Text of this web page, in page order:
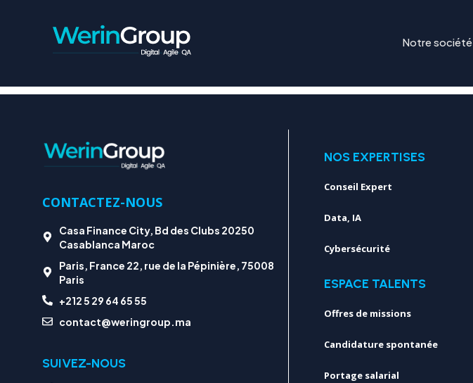
Notre société
MÉTIER DE TEST
CONTACTEZ-NOUS
Casa Finance City, Bd des Clubs 20250
Casablanca Maroc
Paris, France 22, rue de la Pépinière, 75008
Paris
+212 5 29 64 65 55
contact@weringroup.ma
SUIVEZ-NOUS
NOS EXPERTISES
Conseil Expert
Data, IA
Cybersécurité
ESPACE TALENTS
Offres de missions
Candidature spontanée
Portage salarial